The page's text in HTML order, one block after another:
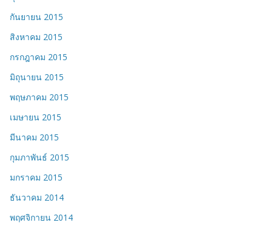
กันยายน 2015
สิงหาคม 2015
กรกฎาคม 2015
มิถุนายน 2015
พฤษภาคม 2015
เมษายน 2015
มีนาคม 2015
กุมภาพันธ์ 2015
มกราคม 2015
ธันวาคม 2014
พฤศจิกายน 2014